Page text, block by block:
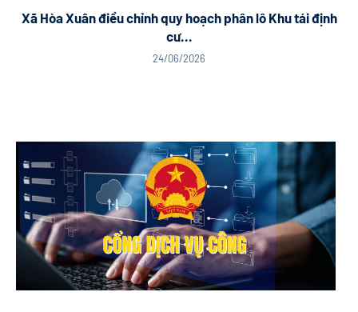
Xã Hòa Xuân điều chỉnh quy hoạch phân lô Khu tái định
cư...
24/06/2026